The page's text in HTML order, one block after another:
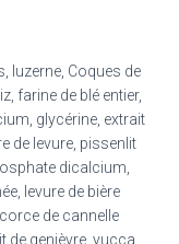
luzerne, Coques de
farine de blé entier,
glycérine, extrait
de levure, pissenlit
dicalcium,
levure de bière
de cannelle
de genièvre, yucca